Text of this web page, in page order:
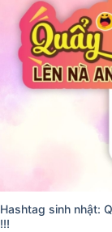
Hashtag sinh nhật:
!!!